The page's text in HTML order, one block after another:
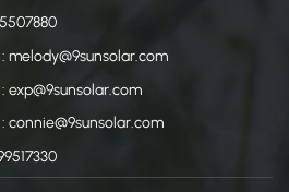
melody@9sunsolar.com
connie@9sunsolar.com